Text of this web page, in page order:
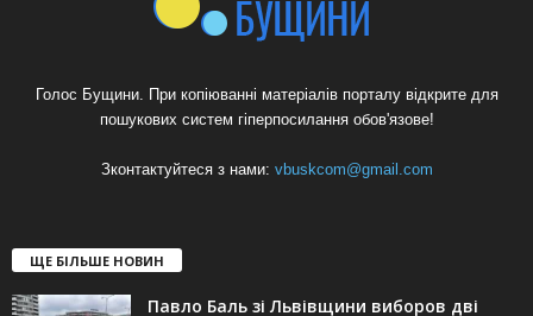
Голос Бущини. При копіюванні матеріалів порталу відкрите для
пошукових систем гіперпосилання обов'язове!
Зконтактуйтеся з нами: vbuskcom@gmail.com
ЩЕ БІЛЬШЕ НОВИН
Павло Баль зі Львівщини виборов дві